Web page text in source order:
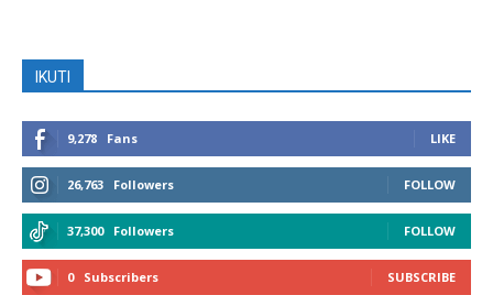
IKUTI
9,278 Fans LIKE
26,763 Followers FOLLOW
37,300 Followers FOLLOW
0 Subscribers SUBSCRIBE